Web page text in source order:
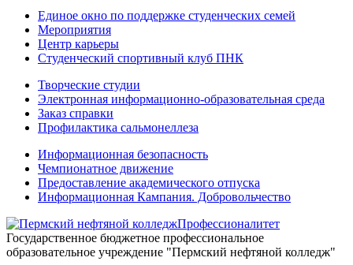
Единое окно по поддержке студенческих семей
Мероприятия
Центр карьеры
Студенческий спортивный клуб ПНК
Творческие студии
Электронная информационно-образовательная среда
Заказ справки
Профилактика сальмонеллеза
Информационная безопасность
Чемпионатное движение
Предоставление академического отпуска
Информационная Кампания. Добровольчество
Профессионалитет
Государственное бюджетное профессиональное
образовательное учреждение "Пермский нефтяной колледж"